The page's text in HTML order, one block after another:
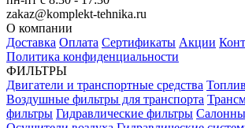
zakaz@komplekt-tehnika.ru
О компании
Доставка Оплата Сертификаты Акции
Политика конфиденциальности
ФИЛЬТРЫ
Двигатели и транспортные средства
Воздушные фильтры для транспорта
фильтры Гидравлические фильтры